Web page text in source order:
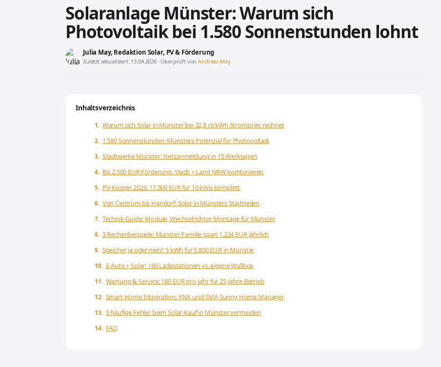
Solaranlage Münster: Warum sich
Photovoltaik bei 1.580 Sonnenstunden lohnt
Julia May, Redaktion Solar, PV & Förderung
Zuletzt aktualisiert: 13.04.2026 · Überprüft vonAndreas May
Inhaltsverzeichnis
Warum sich Solar in Münster bei 32,8 ct/kWh Strompreis rechnet
1.580 Sonnenstunden: Münsters Potenzial für Photovoltaik
Stadtwerke Münster: Netzanmeldung in 15 Werktagen
Bis 2.500 EUR Förderung: Stadt + Land NRW kombinieren
PV-Kosten 2026: 17.500 EUR für 10 kWp komplett
Von Centrum bis Handorf: Solar in Münsters Stadtteilen
Technik-Guide: Module, Wechselrichter, Montage für Münster
3 Rechenbeispiele: Münster-Familie spart 1.224 EUR jährlich
Speicher ja oder nein? 5 kWh für 5.800 EUR in Münster
E-Auto + Solar: 180 Ladestationen vs. eigene Wallbox
Wartung & Service: 180 EUR pro Jahr für 25 Jahre Betrieb
Smart Home Integration: KNX und SMA Sunny Home Manager
5 häufige Fehler beim Solar-Kauf in Münster vermeiden
FAQ